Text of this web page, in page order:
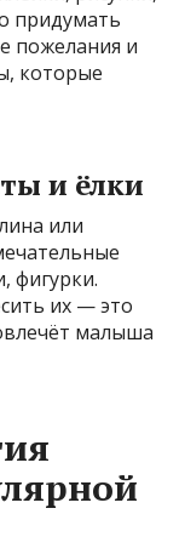
придумать
пожелания и
которые
и ёлки
или
фигурки.
их — это
малыша